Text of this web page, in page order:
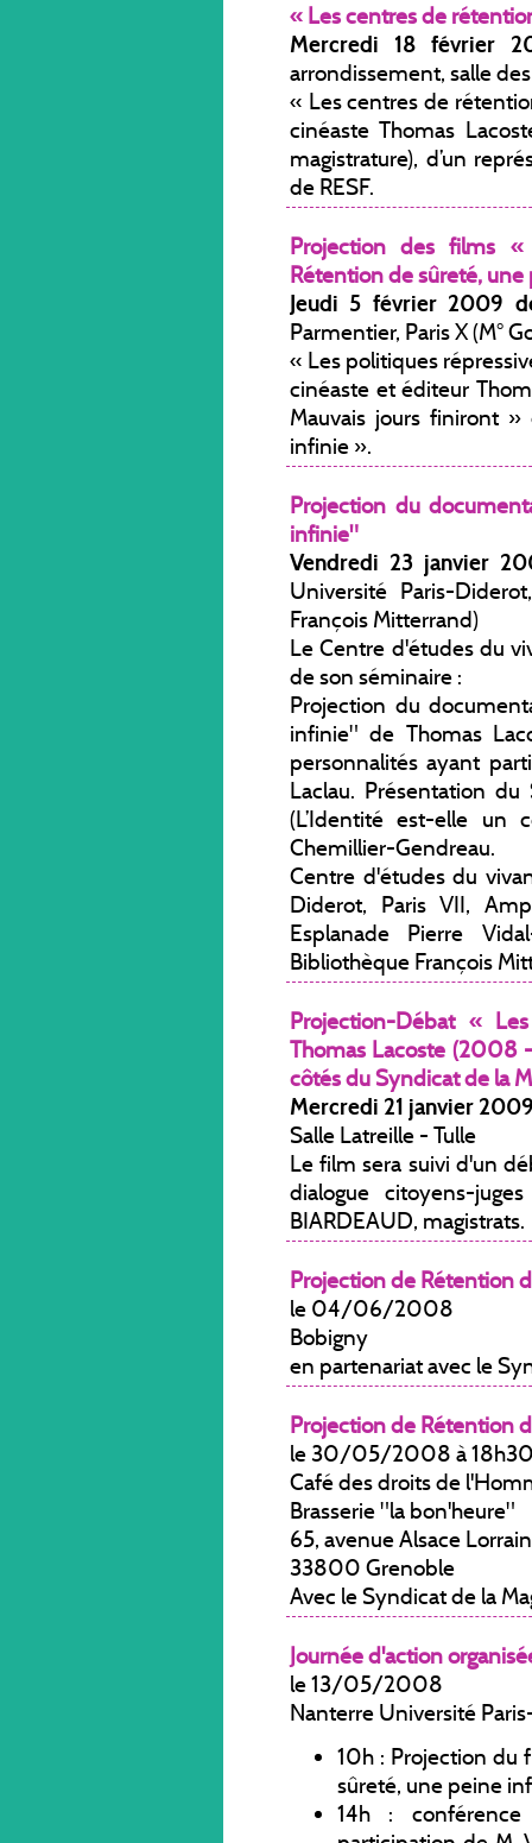
« Les centres de
Mercredi 18 février
arrondissement, salle des
« Les centres de
cinéaste Thomas
magistrature), d’un
de RESF.
Projection des films
Rétention de sûreté,
Jeudi 5 février 2009
Parmentier, Paris X (M°
« Les politiques
cinéaste et éditeur
Mauvais jours finiront
infinie ».
Projection du
infinie"
Vendredi 23 janvier
Université Paris-
François Mitterrand)
Le Centre d'études du
de son séminaire :
Projection du
infinie" de Thomas
personnalités ayant
Laclau. Présentation
(L’Identité est-elle un
Chemillier-Gendreau.
Centre d'études du
Diderot, Paris VII,
Esplanade Pierre
Bibliothèque François
Projection-Débat «
Thomas Lacoste (2008
côtés du Syndicat de la
Mercredi 21 janvier
Salle Latreille - Tulle
Le film sera suivi d'un
dialogue citoyens-
BIARDEAUD, magistrats.
Projection de Rétention
le 04/06/2008
Bobigny
en partenariat avec le
Projection de Rétention
le 30/05/2008 à
Café des droits de
Brasserie "la bon'heure"
65, avenue Alsace
33800 Grenoble
Avec le Syndicat de la
Journée d'action
le 13/05/2008
Nanterre Université
10h : Projection du
sûreté, une peine
14h :